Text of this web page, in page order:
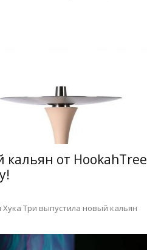
кальян от HookahTree
Три выпустила новый кальян